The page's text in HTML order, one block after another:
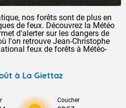
nos forêts sont de plus en
de feux. Découvrez la Météo
d'alerter sur les dangers de
l'on retrouve Jean-Christophe
feux de forêts à Météo-
à La Giettaz
Coucher